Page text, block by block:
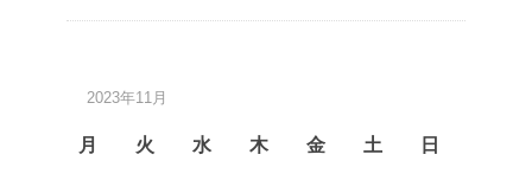
2023年11月
月 火 水 木 金 土 日